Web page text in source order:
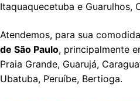
Itaquaquecetuba e Guarulhos,
Atendemos, para sua
de São Paulo, principalmente
Praia Grande, Guarujá,
Ubatuba, Peruíbe, Bertioga.